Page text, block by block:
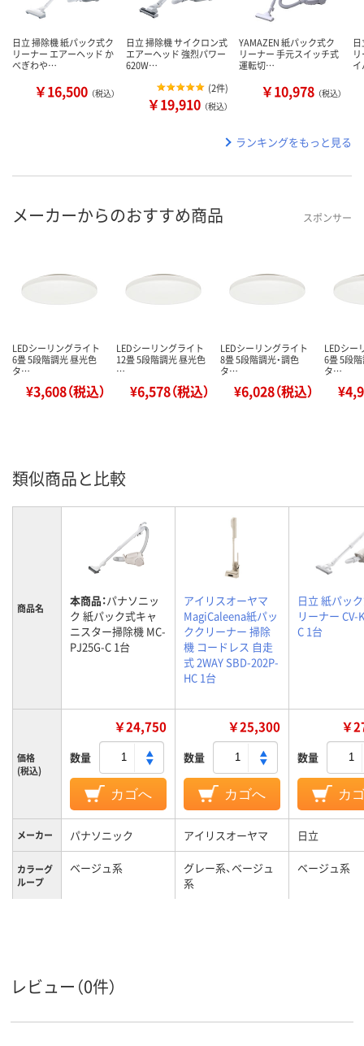
日立 掃除機 紙パック式ク
リーナー エアーヘッド か
べぎわや…
￥16,500 （税込）
日立 掃除機 サイクロン式
エアーヘッド 強烈パワー
620W…
(2件)
￥19,910 （税込）
YAMAZEN 紙パック式ク
リーナー 手元スイッチ式
運転切…
￥10,978 （税込）
ランキングをもっと見る
メーカーからのおすすめ商品 スポンサー
LEDシーリングライト
6畳 5段階調光 昼光色
タ…
¥3,608（税込）
LEDシーリングライト
12畳 5段階調光 昼光色
…
¥6,578（税込）
LEDシーリングライト
8畳 5段階調光・調色
タ…
¥6,028（税込）
LEDシー
6畳 5段階
タ…
類似商品と比較
商品名 本商品：パナソニッ
ク 紙パック式キャ
ニスター掃除機 MC-
PJ25G-C 1台
アイリスオーヤマ
MagiCaleena紙パッ
ククリーナー 掃除
機 コードレス 自走
式 2WAY SBD-202P-
HC 1台
日立 紙パッ
リーナー CV-
C 1台
価格
(税込)
￥24,750
数量
カゴへ
￥25,300
数量
カゴへ
￥
数量
カ
メーカー パナソニック アイリスオーヤマ 日立
カラーグ
ループ
ベージュ系
グレー系、ベージュ
系
ベージュ系
重量 2.7kg
レビュー（0件）